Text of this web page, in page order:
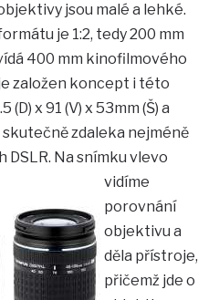
jsou malé a lehké.
je 1:2, tedy 200 mm
400 mm kinofilmového
založen koncept i této
x 91 (V) x 53mm (Š) a
skutečně zdaleka nejméně
DSLR. Na snímku vlevo
vidíme
porovnání
objektivu a
děla přístroje,
přičemž jde o